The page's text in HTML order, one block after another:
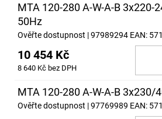
MTA 120-280 A-W-A-B 3x220-
50Hz
Ověřte dostupnost | 97989294 EAN:
10 454 Kč
8 640 Kč bez DPH
MTA 120-280 A-W-A-B 3x230/
Ověřte dostupnost | 97769989 EAN: